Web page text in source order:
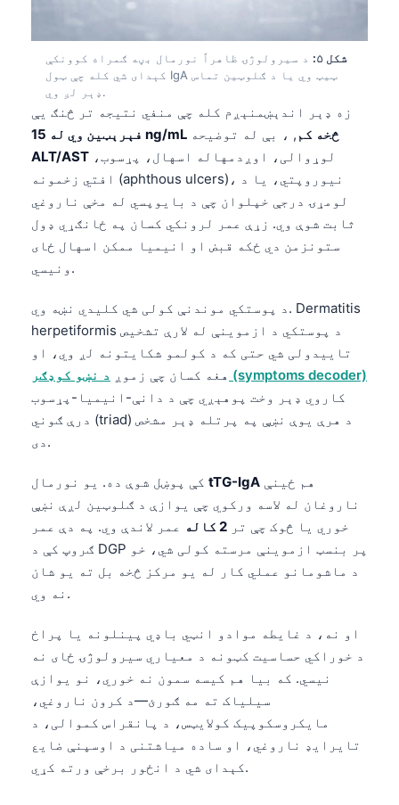
شکل ۵:
د سیرولوژۍ ظاهراً نورمال بڼه ګمراه کوونکې
کېدای شي کله چې ټول IgA ټیټ وي یا د ګلوټین تماس
ډېر لږ وي.
زه ډېر اندېښمنېږم کله چې منفي نتیجه تر څنګ یې
فېرېټین وي له 15 ng/mL څخه کم, ، بې له توضیحه
ALT/AST
افتي زخمونه (aphthous ulcers)، نیوروپتي، یا د
لومړۍ درجې خپلوان چې د بایوپسي له مخې ناروغي
ثابت شوې وي. زړې عمر لرونکي کسان په ځانګړي ډول
ستونزمن دي ځکه قبض او انیمیا ممکن اسهال ځای
ونیسي.
د پوستکي موندنې کولی شي کلیدي نښه وي. Dermatitis
herpetiformis د پوستکي د ازموینې له لارې تشخیص
تاییدولی شي حتی که د کولمو شکایتونه لږ وي، او
هغه کسان چې زموږ د نښو کوډګر (symptoms decoder)
کاروي ډېر وخت پوهېږي چې د دانې-انیمیا-پړسوب
درې ګوني (triad) د هرې یوې نښې په پرتله ډېر مشخص
دی.
tTG-IgA
ناروغان له لاسه ورکوي چې یوازې د ګلوټین لږې نښې
خوري یا څوک چې تر 2 کاله
عمر لاندې وي. په دې عمر
ګروپ کې د DGP پر بنسټ ازموینې مرسته کولی شي، خو
د ماشومانو عملي کار له یو مرکز څخه بل ته یو شان
نه وي.
او نه، د غایطه موادو انټي باډي پینلونه یا پراخ
د خوراکي حساسیت کټونه د معیاري سیرولوژۍ ځای نه
نیسي. که بیا هم کیسه سمون نه خوري، نو یوازې
سیلیاک ته مه ګورئ—د کرون ناروغي،
مایکروسکوپیک کولایټس، د پانقراس کموالی، د
تایرایډ ناروغي، او ساده میاشتنی د اوسپنې ضایع
کېدای شي د انځور برخې ورته کړي.
Македонски јазик
Euskara
Occitan
Монгол
ພາສາລາວ
Кыргызча
Татар теле
Беларуская мова
Esperanto
Norsk bokmål